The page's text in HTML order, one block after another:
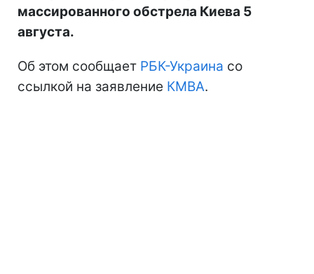
массированного обстрела Киева 5
августа.
Об этом сообщает РБК-Украина со
ссылкой на заявление КМВА.